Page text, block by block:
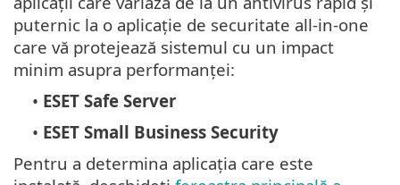
puternic la o aplicație de securitate all-in-one
care vă protejează sistemul cu un impact
minim asupra performanței:
• ESET Safe Server
• ESET Small Business Security
Pentru a determina aplicația care este